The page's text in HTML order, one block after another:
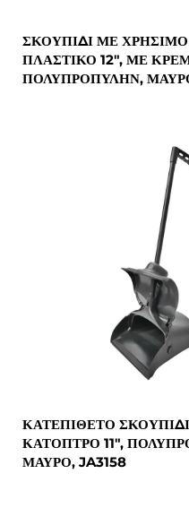
ΣΚΟΥΠΊΔΙ ΜΕ
ΠΛΑΣΤΙΚΌ 12", ΜΕ
ΠΟΛΥΠΡΟΠΥΛΗΝ,
ΚΑΤΕΠΙΘΈΤΟ
ΚΆΤΟΠΤΡΟ 11",
ΜΑΎΡΟ, JA3158